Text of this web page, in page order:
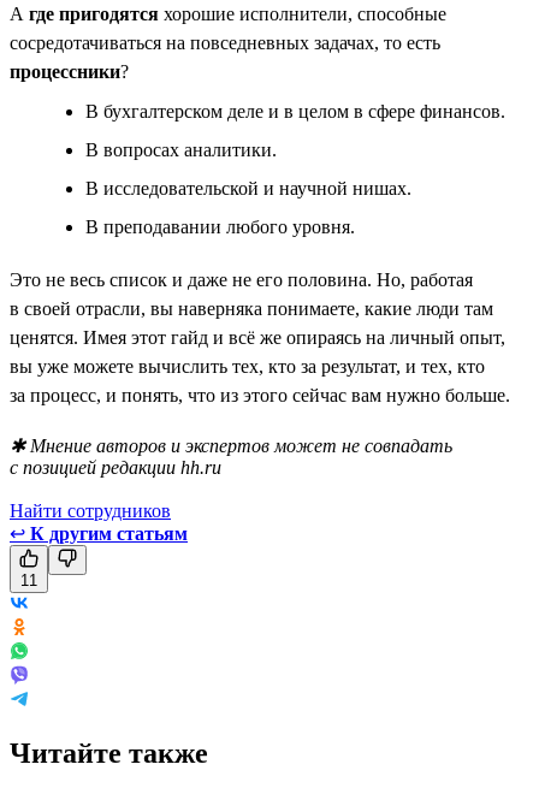
А где пригодятся хорошие исполнители, способные
сосредотачиваться на повседневных задачах, то есть
процессники?
В бухгалтерском деле и в целом в сфере финансов.
В вопросах аналитики.
В исследовательской и научной нишах.
В преподавании любого уровня.
Это не весь список и даже не его половина. Но, работая
в своей отрасли, вы наверняка понимаете, какие люди там
ценятся. Имея этот гайд и всё же опираясь на личный опыт,
вы уже можете вычислить тех, кто за результат, и тех, кто
за процесс, и понять, что из этого сейчас вам нужно больше.
✱ Мнение авторов и экспертов может не совпадать
с позицией редакции hh.ru
Найти сотрудников
↩ К другим статьям
11
Читайте также